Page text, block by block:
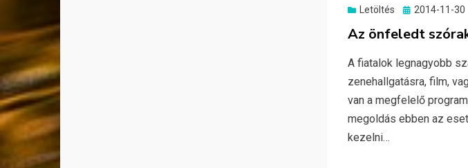
Letöltés
Posted
2014-11-30
Az önfeledt
A fiatalok legnagyobb
zenehallgatásra, film,
van a megfelelő
megoldás ebben az
kezelni…